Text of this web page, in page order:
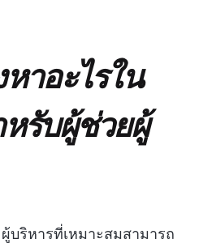
าอะไรใน
รับผู้ช่วยผู้
บริหารที่เหมาะสมสามารถ